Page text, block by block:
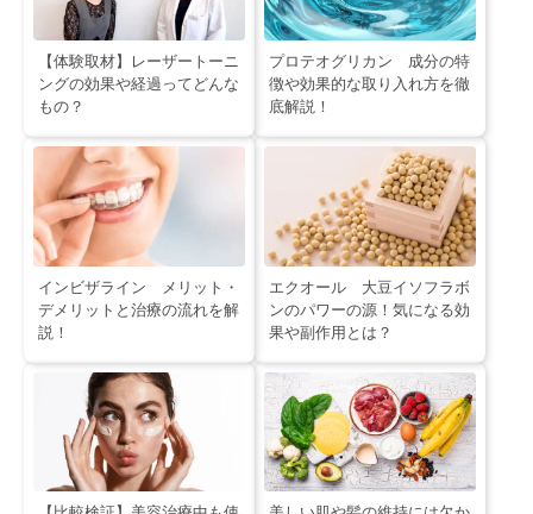
【体験取材】レーザートーニ
ングの効果や経過ってどんな
もの？
プロテオグリカン 成分の特
徴や効果的な取り入れ方を徹
底解説！
インビザライン メリット・
デメリットと治療の流れを解
説！
エクオール 大豆イソフラボ
ンのパワーの源！気になる効
果や副作用とは？